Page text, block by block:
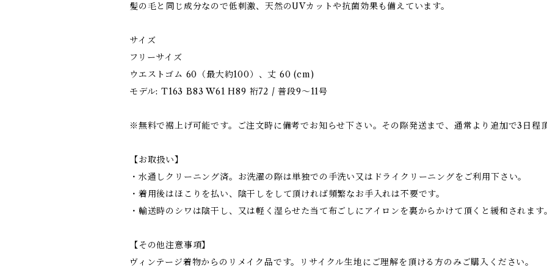
髪の毛と同じ成分なので低刺激、天然のUVカットや抗菌効果も備えています。
サイズ
フリーサイズ
ウエストゴム 60（最大約100）、丈 60 (cm)
モデル: T163 B83 W61 H89 裄72 / 普段9～11号
※無料で裾上げ可能です。ご注文時に備考でお知らせ下さい。その際発送まで、通常より追加で3日程
【お取扱い】
・水通しクリーニング済。お洗濯の際は単独での手洗い又はドライクリーニングをご利用下さい。
・着用後はほこりを払い、陰干しをして頂ければ頻繁なお手入れは不要です。
・輸送時のシワは陰干し、又は軽く湿らせた当て布ごしにアイロンを裏からかけて頂くと緩和されます。
【その他注意事項】
ヴィンテージ着物からのリメイク品です。リサイクル生地にご理解を頂ける方のみご購入ください。